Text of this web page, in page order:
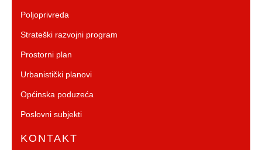
Poljoprivreda
Strateški razvojni program
Prostorni plan
Urbanistički planovi
Općinska poduzeća
Poslovni subjekti
KONTAKT